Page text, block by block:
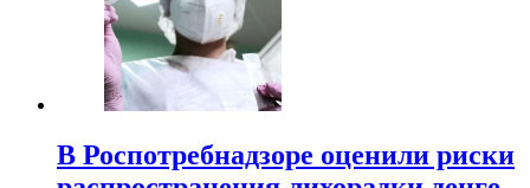
В Роспотребнадзоре оценили риски